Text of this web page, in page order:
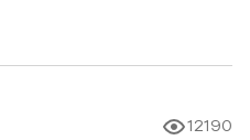
12190